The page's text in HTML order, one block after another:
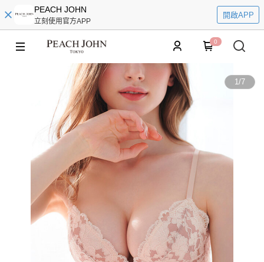
PEACH JOHN
立刻使用官方APP
開啟APP
0
1/7